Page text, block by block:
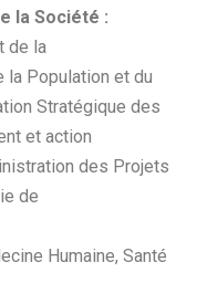
la Société :
de la
la Population et du
Stratégique des
et action
des Projets
de
Humaine, Santé